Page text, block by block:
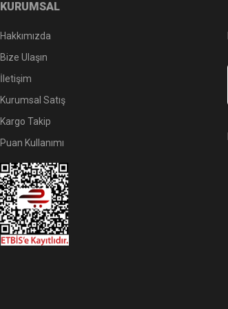
KURUMSAL
Hakkımızda
Bize Ulaşın
İletişim
Kurumsal Satış
Kargo Takip
Puan Kullanımı